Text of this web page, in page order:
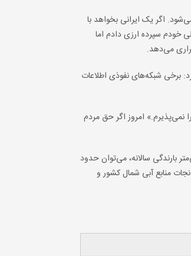
اگر یک ایرانی بخواهد با
خودم سپرده ارزی دادم اما
می‌دهد.
برخی شبکه‌های نفوذی اطلاعات
امروز اگر حق مردم
بارندگی سالانه، می‌توان حدود
منابع آبی شمال کشور و